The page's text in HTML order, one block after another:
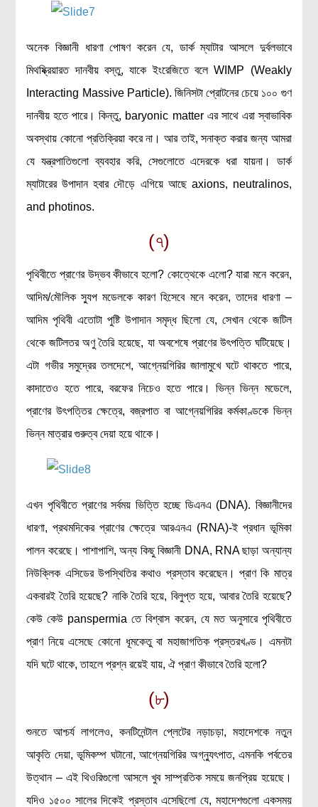
অনেক বিজ্ঞানী ধারণা পোষণ করেন যে, ডার্ক ম্যাটার আসলে দুর্বলভাবে
মিথষ্ক্রিয়ারত দানবীয় বস্তু, যাকে ইংরেজিতে বলে WIMP (Weakly
Interacting Massive Particle). জিনিসটা প্রোটনের চেয়ে ১০০ গুণ
দানবীয় হতে পারে। কিন্তু, baryonic matter এর সাথে এরা স্বাভাবিক
অবস্থায় কোনো প্রতিক্রিয়া করে না। আর তাই, সনাক্ত করার জন্য আমরা
যে যন্ত্রপাতিগুলো ব্যবহার করি, সেগুলোতে এদেরকে ধরা যায়না। ডার্ক
ম্যাটারের উপাদান হবার দৌড়ে এগিয়ে আছে axions, neutralinos,
and photinos.
(৭)
পৃথিবীতে প্রাণের উদ্ভব কীভাবে হলো? কোত্থেকে এলো? যারা মনে করেন,
আদিম/মৌলিক স্যুপ মডেলকে কারণ হিসেবে মনে করেন, তাদের ধারণা –
আদিম পৃথিবী এতোটা পুষ্টি উপাদান সমৃদ্ধ ছিলো যে, সেখান থেকে জটিল
থেকে জটিলতর অণু তৈরি হয়েছে, যা অবশেষে প্রাণের উৎপত্তি ঘটিয়েছে।
এটা গভীর সমুদ্রের তলদেশে, আগ্নেয়গিরির জালামুখে ঘটে থাকতে পারে,
কাদাতেও হতে পারে, বরফের নিচেও হতে পারে। ভিন্ন ভিন্ন মডেলে,
প্রাণের উৎপত্তির ক্ষেত্রে, বজ্রপাত বা আগ্নেয়গিরির কর্মকাণ্ডকে ভিন্ন
ভিন্ন মাত্রার গুরুত্ব দেয়া হয়ে থাকে।
এখন পৃথিবীতে প্রাণের সর্বময় ভিত্তি হচ্ছে ডিএনএ (DNA). বিজ্ঞানীদের
ধারণা, প্রথমদিকের প্রাণের ক্ষেত্রে আরএনএ (RNA)-ই প্রধান ভূমিকা
পালন করেছে। পাশাপাশি, অন্য কিছু বিজ্ঞানী DNA, RNA ছাড়া অন্যান্য
নিউক্লিক এসিডের উপস্থিতির কথাও প্রস্তাব করেছেন। প্রাণ কি মাত্র
একবারই তৈরি হয়েছে? নাকি তৈরি হয়ে, বিলুপ্ত হয়ে, আবার তৈরি হয়েছে?
কেউ কেউ panspermia তে বিশ্বাস করেন, যে মত অনুসারে পৃথিবীতে
প্রাণ নিয়ে এসেছে কোনো ধূমকেতু বা মহাজাগতিক প্রস্তরখণ্ড। এমনটা
যদি ঘটে থাকে, তাহলে প্রশ্ন রয়েই যায়, ঐ প্রাণ কীভাবে তৈরি হলো?
(৮)
শুনতে আশ্চর্য লাগলেও, কনটিনেন্টাল প্লেটের নড়াচড়া, মহাদেশকে নতুন
আকৃতি দেয়া, ভূমিকম্প ঘটানো, আগ্নেয়গিরির অগ্ন্যুৎপাত, এমনকি পর্বতের
উত্থান – এই থিওরিগুলো আসলে খুব সাম্প্রতিক সময়ে জনপ্রিয় হয়েছে।
যদিও ১৫০০ সালের দিকেই প্রস্তাব এসেছিলো যে, মহাদেশগুলো একসময়